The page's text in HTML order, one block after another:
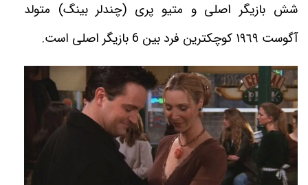
شش بازيگر اصلى و متيو پرى (چندلر بینگ) متولد
آگوست ١٩٦٩ كوچكترين فرد بين 6 بازيگر اصلى است
.